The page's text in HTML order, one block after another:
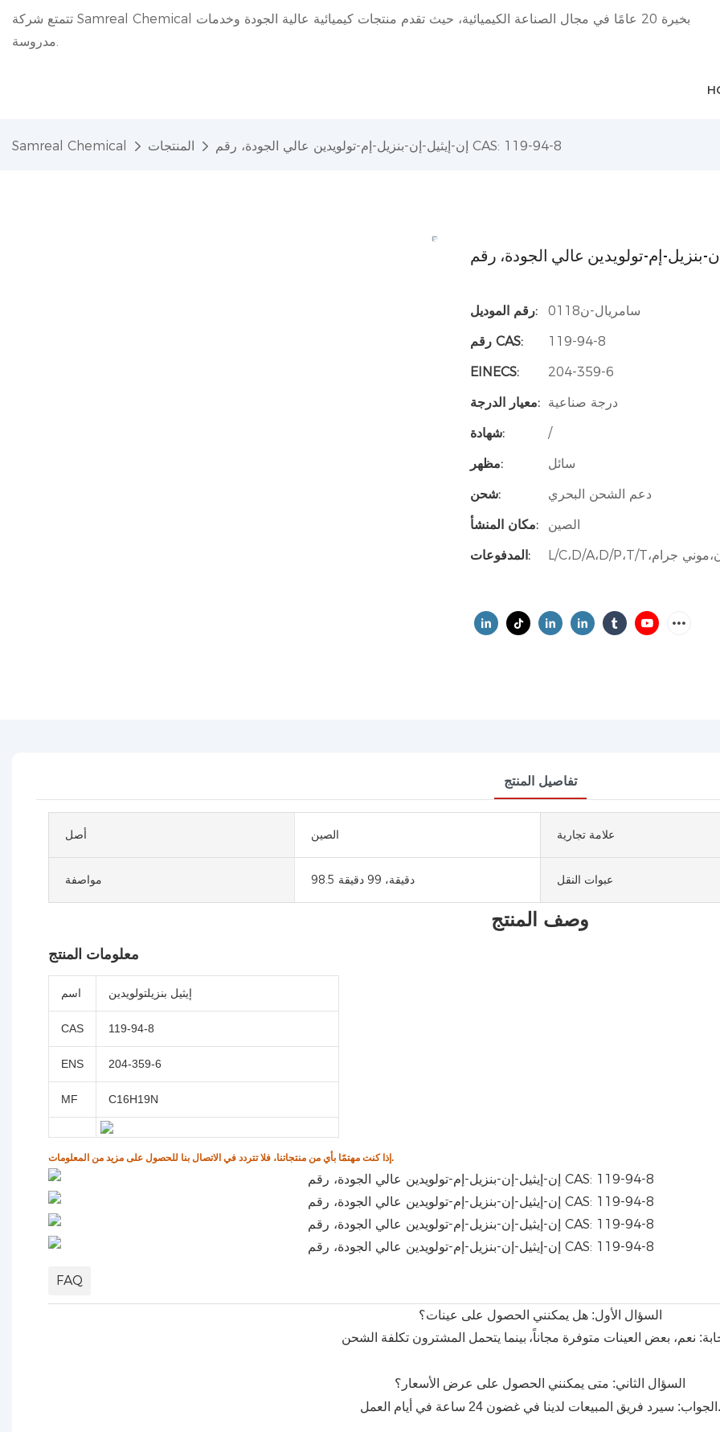
تتمتع شركة Samreal Chemical بخبرة 20 عامًا في مجال الصناعة الكيميائية، حيث تقدم منتجات كيميائية عالية الجودة وخدمات
مدروسة.
Samreal Chemical المنتجات إن-إيثيل-إن-بنزيل-إم-تولويدين عالي الجودة، رقم CAS: 119-94-8
رقم الموديل:
سامريال-ن0118
رقم CAS:
119-94-8
EINECS:
204-359-6
معيار الدرجة: درجة صناعية
شهادة:
/
مظهر:
سائل
شحن:
دعم الشحن البحري
مكان المنشأ:
الصين
المدفوعات:
تفاصيل المنتج
أصل الصين علامة تجارية
مواصفة 98.5 دقيقة، 99 دقيقة عبوات النقل
وصف المنتج
معلومات المنتج
اسم إيثيل بنزيلتولويدين
CAS 119-94-8
ENS 204-359-6
MF C16H19N
إذا كنتمهتمًا بأي من منتجاتنا، فلا تتردد في الاتصال بنا للحصول على مزيد من المعلومات.
FAQ
السؤال الأول: هل يمكنني الحصول على عينات؟
نعم، بعض العينات متوفرة مجاناً،
السؤال الثاني: متى يمكنني الحصول على عرض الأسعار؟
الجواب: سيرد فريق المبيعات لدينا في غضون 24 ساعة في أيام العمل.